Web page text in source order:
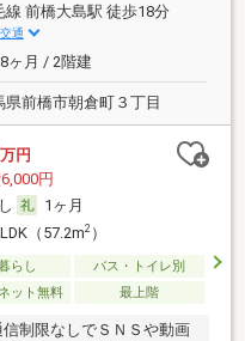
線 前橋大島駅 徒歩18分
通
ヶ月 / 2階建
県前橋市朝倉町３丁目
万円
円
1ヶ月
（57.2m2）
らし
バス・トイレ別
ット無料 最上階
制限なしでＳＮＳや動画